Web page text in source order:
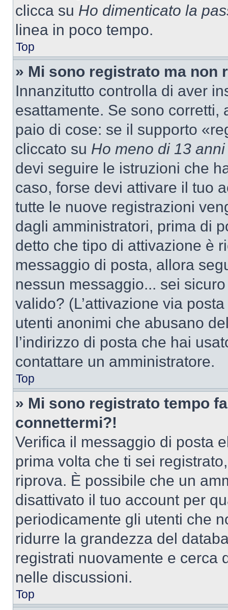
clicca su Ho dimenticato la
linea in poco tempo.
Top
» Mi sono registrato ma non
Innanzitutto controlla di aver
esattamente. Se sono
paio di cose: se il supporto
cliccato su Ho meno di 13 anni
devi seguire le istruzioni che
caso, forse devi attivare il tuo
tutte le nuove registrazioni
dagli amministratori, prima di
detto che tipo di attivazione è
messaggio di posta, allora
nessun messaggio... sei
valido? (L’attivazione via
utenti anonimi che abusano
l’indirizzo di posta che hai
contattare un amministratore.
Top
» Mi sono registrato tempo
connettermi?!
Verifica il messaggio di posta
prima volta che ti sei
riprova. È possibile che un
disattivato il tuo account per
periodicamente gli utenti che
ridurre la grandezza del
registrati nuovamente e cerca
nelle discussioni.
Top